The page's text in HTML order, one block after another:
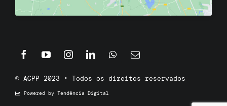
© ACPP 2023 • Todos os direitos reservados
Powered by Tendência Digital